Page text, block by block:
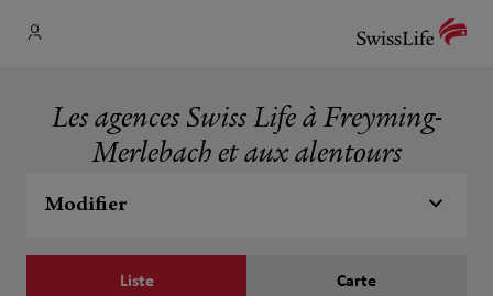
Les agences Swiss Life à Freyming-
Merlebach et aux alentours
Modifier
Liste Carte